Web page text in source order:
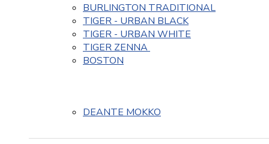
BURLINGTON TRADITIONAL
TIGER - URBAN BLACK
TIGER - URBAN WHITE
TIGER ZENNA
BOSTON
DEANTE MOKKO